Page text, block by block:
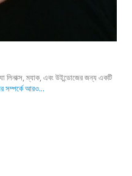
ম্যাক, এবং উইন্ডোজের জন্য একটি
সম্পর্কে আরও...